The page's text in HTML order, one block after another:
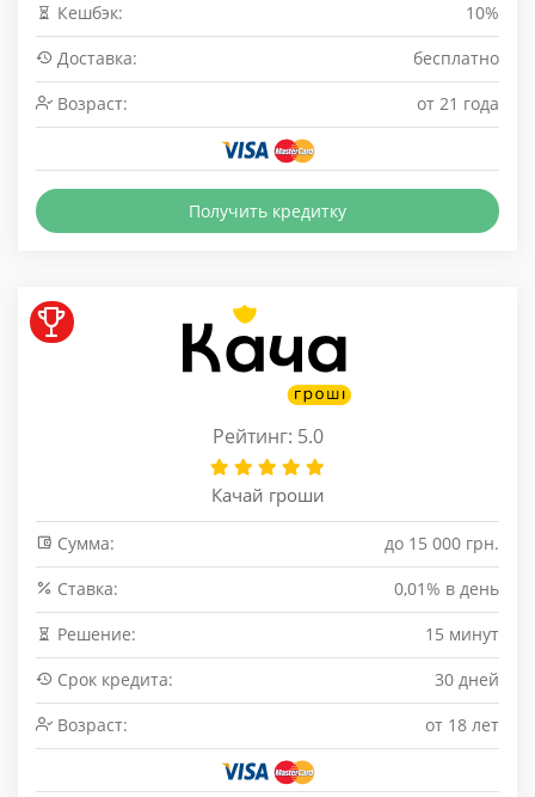
Кешбэк:
10%
Доставка:
бесплатно
Возраст:
от 21 года
Получить кредитку
Рейтинг: 5.0
Качай гроши
Сумма:
до 15 000 грн.
Cтавка:
0,01% в день
Решение:
15 минут
Срок кредита:
30 дней
Возраст:
от 18 лет